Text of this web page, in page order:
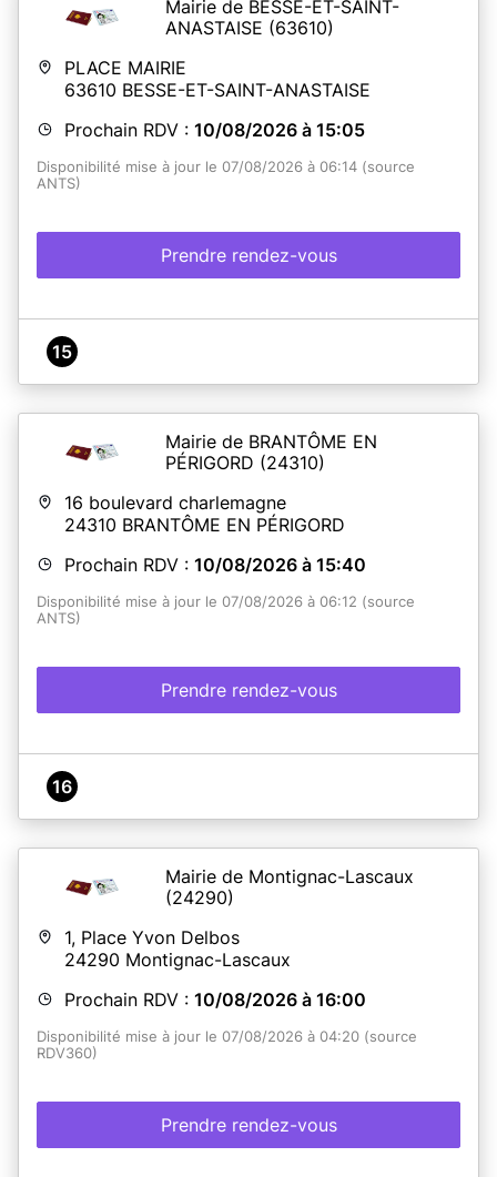
Mairie de BESSE-ET-SAINT-
ANASTAISE (63610)
PLACE MAIRIE
63610 BESSE-ET-SAINT-ANASTAISE
Prochain RDV : 10/08/2026 à 15:05
Disponibilité mise à jour le 07/08/2026 à 06:14 (source
ANTS)
Prendre rendez-vous
15
Mairie de BRANTÔME EN
PÉRIGORD (24310)
16 boulevard charlemagne
24310 BRANTÔME EN PÉRIGORD
Prochain RDV : 10/08/2026 à 15:40
Disponibilité mise à jour le 07/08/2026 à 06:12 (source
ANTS)
Prendre rendez-vous
16
Mairie de Montignac-Lascaux
(24290)
1, Place Yvon Delbos
24290 Montignac-Lascaux
Prochain RDV : 10/08/2026 à 16:00
Disponibilité mise à jour le 07/08/2026 à 04:20 (source
RDV360)
Prendre rendez-vous